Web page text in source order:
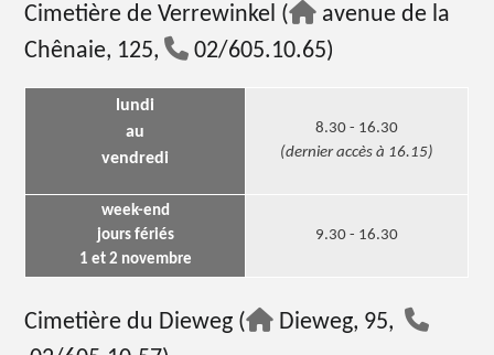
Cimetière de Verrewinkel (
avenue de la
Chênaie, 125,
02/605.10.65)
lundi
au
vendredi
8.30 - 16.30
(dernier accès à 16.15)
week-end
jours fériés
1 et 2 novembre
9.30 - 16.30
Cimetière du Dieweg (
Dieweg, 95,